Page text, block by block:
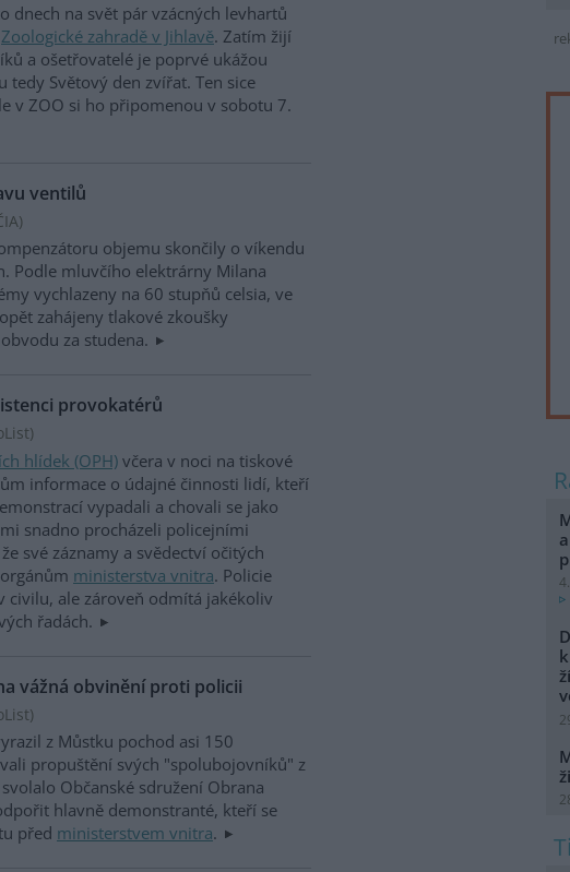
dnech na svět pár vzácných levhartů
Zoologické zahradě v Jihlavě. Zatím žijí
a ošetřovatelé je poprvé ukážou
tedy Světový den zvířat. Ten sice
v ZOO si ho připomenou v sobotu 7.
ventilů
)
objemu skončily o víkendu
Podle mluvčího elektrárny Milana
vychlazeny na 60 stupňů celsia, ve
zahájeny tlakové zkoušky
za studena.
provokatérů
hlídek (OPH)včera v noci na tiskové
informace o údajné činnosti lidí, kteří
vypadali a chovali se jako
snadno procházeli policejními
své záznamy a svědectví očitých
ministerstva vnitra. Policie
civilu, ale zároveň odmítá jakékoliv
řadách.
vážná obvinění proti policii
z Můstku pochod asi 150
propuštění svých "spolubojovníků" z
Občanské sdružení Obrana
hlavně demonstranté, kteří se
před ministerstvem vnitra.